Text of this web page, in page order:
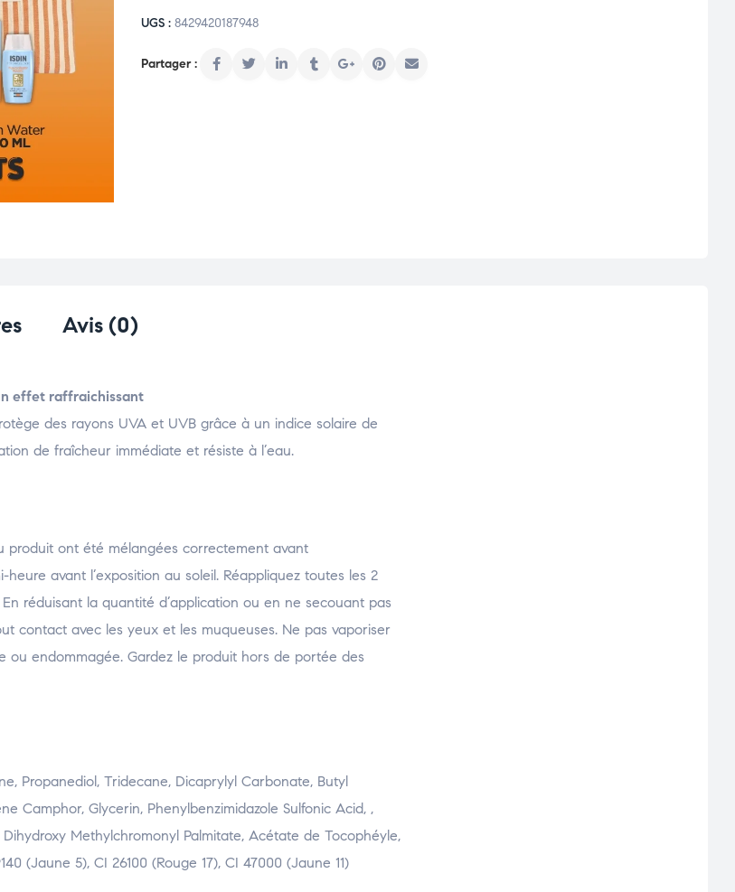
UGS : 8429420187948
Avis (0)
effet raffraichissant
des rayons UVA et UVB grâce à un indice solaire de
de fraîcheur immédiate et résiste à l’eau.
produit ont été mélangées correctement avant
avant l’exposition au soleil. Réappliquez toutes les 2
réduisant la quantité d’application ou en ne secouant pas
contact avec les yeux et les muqueuses. Ne pas vaporiser
ou endommagée. Gardez le produit hors de portée des
Propanediol, Tridecane, Dicaprylyl Carbonate, Butyl
Camphor, Glycerin, Phenylbenzimidazole Sulfonic Acid, ,
Methylchromonyl Palmitate, Acétate de Tocophéyle,
(Jaune 5), CI 26100 (Rouge 17), CI 47000 (Jaune 11)